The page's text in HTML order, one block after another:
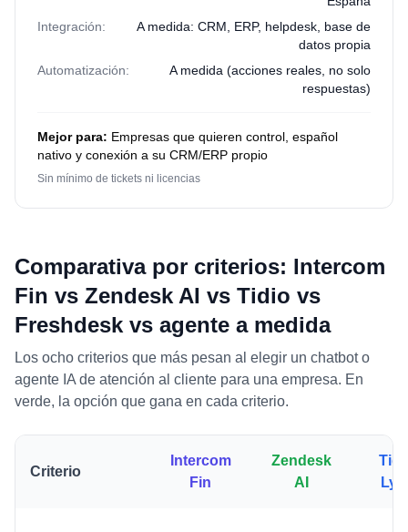
Integración:
A medida: CRM, ERP, helpdesk, base de
datos propia
Automatización:
A medida (acciones reales, no solo
respuestas)
Mejor para: Empresas que quieren control, español
nativo y conexión a su CRM/ERP propio
Sin mínimo de tickets ni licencias
Comparativa por criterios: Intercom
Fin vs Zendesk AI vs Tidio vs
Freshdesk vs agente a medida
Los ocho criterios que más pesan al elegir un chatbot o
agente IA de atención al cliente para una empresa. En
verde, la opción que gana en cada criterio.
Criterio
Intercom
Fin
Zendesk
AI